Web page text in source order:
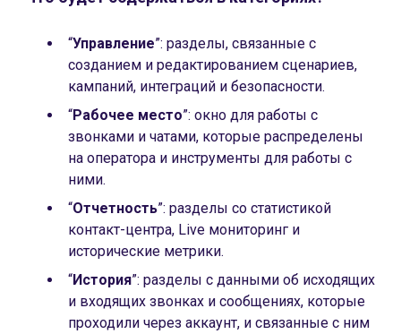
“Управление”: разделы, связанные с
созданием и редактированием сценариев,
кампаний, интеграций и безопасности.
“Рабочее место”: окно для работы с
звонками и чатами, которые распределены
на оператора и инструменты для работы с
ними.
“Отчетность”: разделы со статистикой
контакт-центра, Live мониторинг и
исторические метрики.
“История”: разделы с данными об исходящих
и входящих звонках и сообщениях, которые
проходили через аккаунт, и связанные с ним